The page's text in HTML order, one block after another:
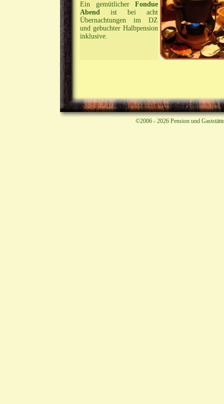
Ein gemütlicher Fondue
Abend ist bei acht
Übernachtungen im DZ
und gebuchter Halbpension
inklusive.
©2006 - 2026 Pension und